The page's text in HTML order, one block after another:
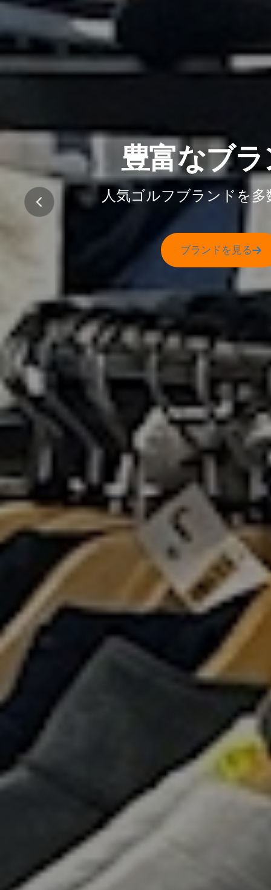
特徴を見る
豊富なブ
人気ゴルフブランドを
ブランドを見る
試打室完
スカイトラックで正
試打室を見る